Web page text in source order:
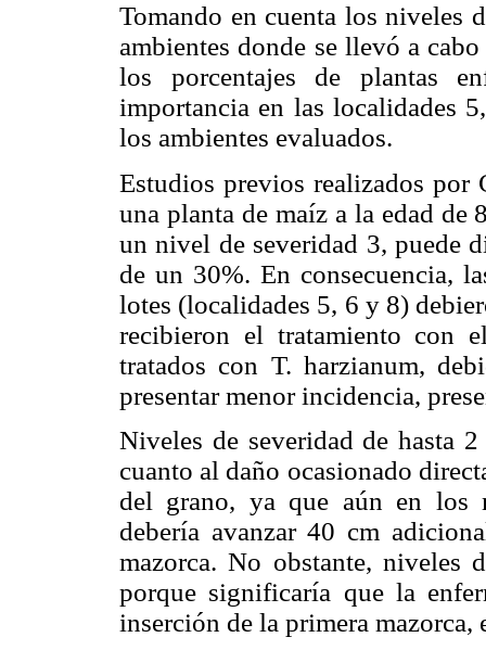
Tomando en cuenta los niveles
ambientes donde se llevó a
los porcentajes de plantas
importancia en las localidades
los ambientes evaluados.
Estudios previos realizados por
una planta de maíz a la edad de
un nivel de severidad 3, puede
de un 30%. En consecuencia,
lotes (localidades 5, 6 y 8)
recibieron el tratamiento con
tratados con T. harzianum,
presentar menor incidencia,
Niveles de severidad de hasta
cuanto al daño ocasionado
del grano, ya que aún en los
debería avanzar 40 cm
mazorca. No obstante, niveles
porque significaría que la
inserción de la primera